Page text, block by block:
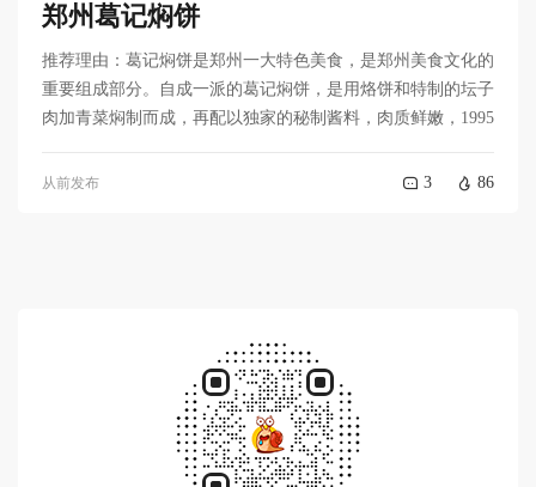
郑州葛记焖饼
推荐理由：葛记焖饼是郑州一大特色美食，是郑州美食文化的
重要组成部分。自成一派的葛记焖饼，是用烙饼和特制的坛子
肉加青菜焖制而成，再配以独家的秘制酱料，肉质鲜嫩，1995
从前发布 3 86